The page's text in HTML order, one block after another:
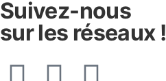
Suivez-nous
sur les réseaux !